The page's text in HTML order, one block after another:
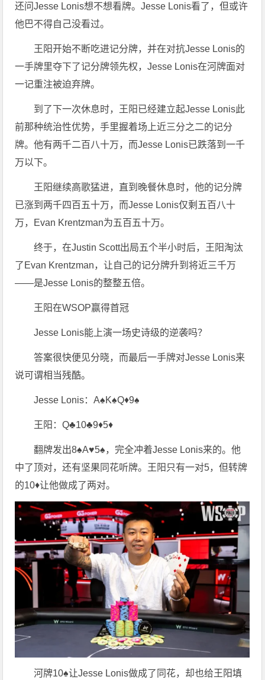
还问Jesse Lonis想不想看牌。Jesse Lonis看了，但或许
他巴不得自己没看过。
王阳开始不断吃进记分牌，并在对抗Jesse Lonis的
一手牌里夺下了记分牌领先权，Jesse Lonis在河牌面对
一记重注被迫弃牌。
到了下一次休息时，王阳已经建立起Jesse Lonis此
前那种统治性优势，手里握着场上近三分之二的记分
牌。他有两千二百八十万，而Jesse Lonis已跌落到一千
万以下。
王阳继续高歌猛进，直到晚餐休息时，他的记分牌
已涨到两千四百五十万，而Jesse Lonis仅剩五百八十
万，Evan Krentzman为五百五十万。
终于，在Justin Scott出局五个半小时后，王阳淘汰
了Evan Krentzman，让自己的记分牌升到将近三千万
——是Jesse Lonis的整整五倍。
王阳在WSOP赢得首冠
Jesse Lonis能上演一场史诗级的逆袭吗？
答案很快便见分晓，而最后一手牌对Jesse Lonis来
说可谓相当残酷。
Jesse Lonis：A♠K♠Q♦9♠
王阳：Q♣10♣9♦5♦
翻牌发出8♠A♥5♠，完全冲着Jesse Lonis来的。他
中了顶对，还有坚果同花听牌。王阳只有一对5，但转牌
的10♦让他做成了两对。
河牌10♠让Jesse Lonis做成了同花，却也给王阳填